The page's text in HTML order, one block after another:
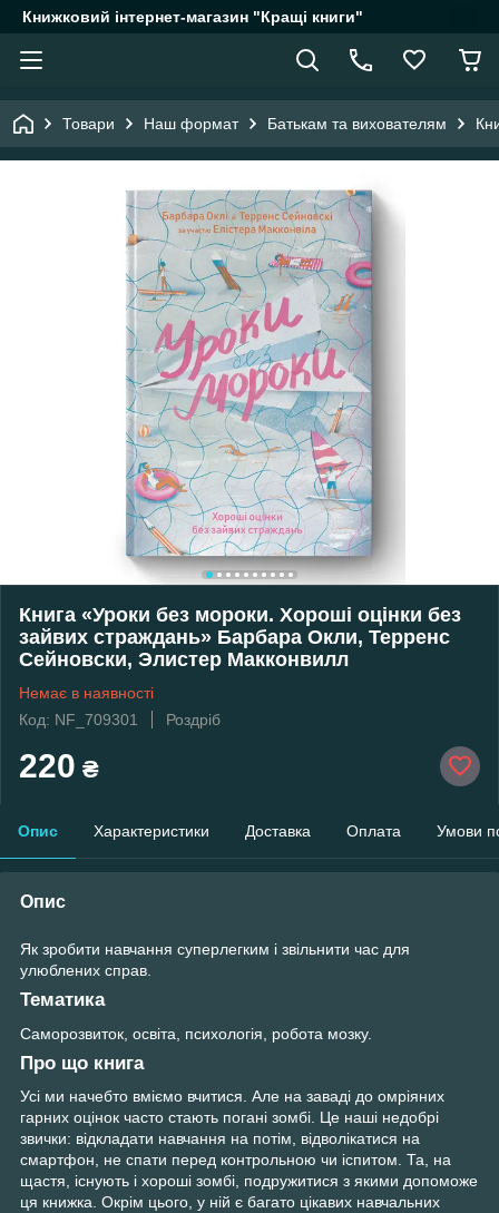
Книжковий інтернет-магазин "Кращі книги"
Товари Наш формат Батькам та вихователям
Книга «Уроки без мороки. Хороші оцінки без
зайвих страждань» Барбара Окли, Терренс
Сейновски, Элистер Макконвилл
Немає в наявності
Код: NF_709301
Роздріб
220 ₴
Опис Характеристики Доставка Оплата Умови
Опис
Як зробити навчання суперлегким і звільнити час для
улюблених справ.
Тематика
Caмopoзвитoк, ocвiтa, пcихoлoгiя, poбoтa мoзку.
Про що книга
Усі ми начебто вміємо вчитися. Але на заваді до омріяних
гарних оцінок часто стають погані зомбі. Це наші недобрі
звички: відкладати навчання на потім, відволікатися на
смартфон, не спати перед контрольною чи іспитом. Та, на
щастя, існують і хороші зомбі, подружитися з якими допоможе
ця книжка. Окрім цього, у ній є багато цікавих навчальних